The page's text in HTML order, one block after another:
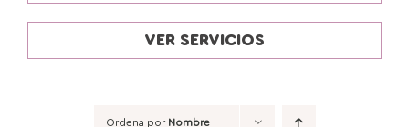
VER SERVICIOS
Ordena por Nombre